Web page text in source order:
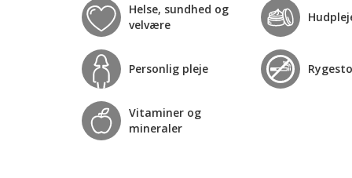
Helse, sundhed og
velvære
Personlig pleje
Vitaminer og
mineraler